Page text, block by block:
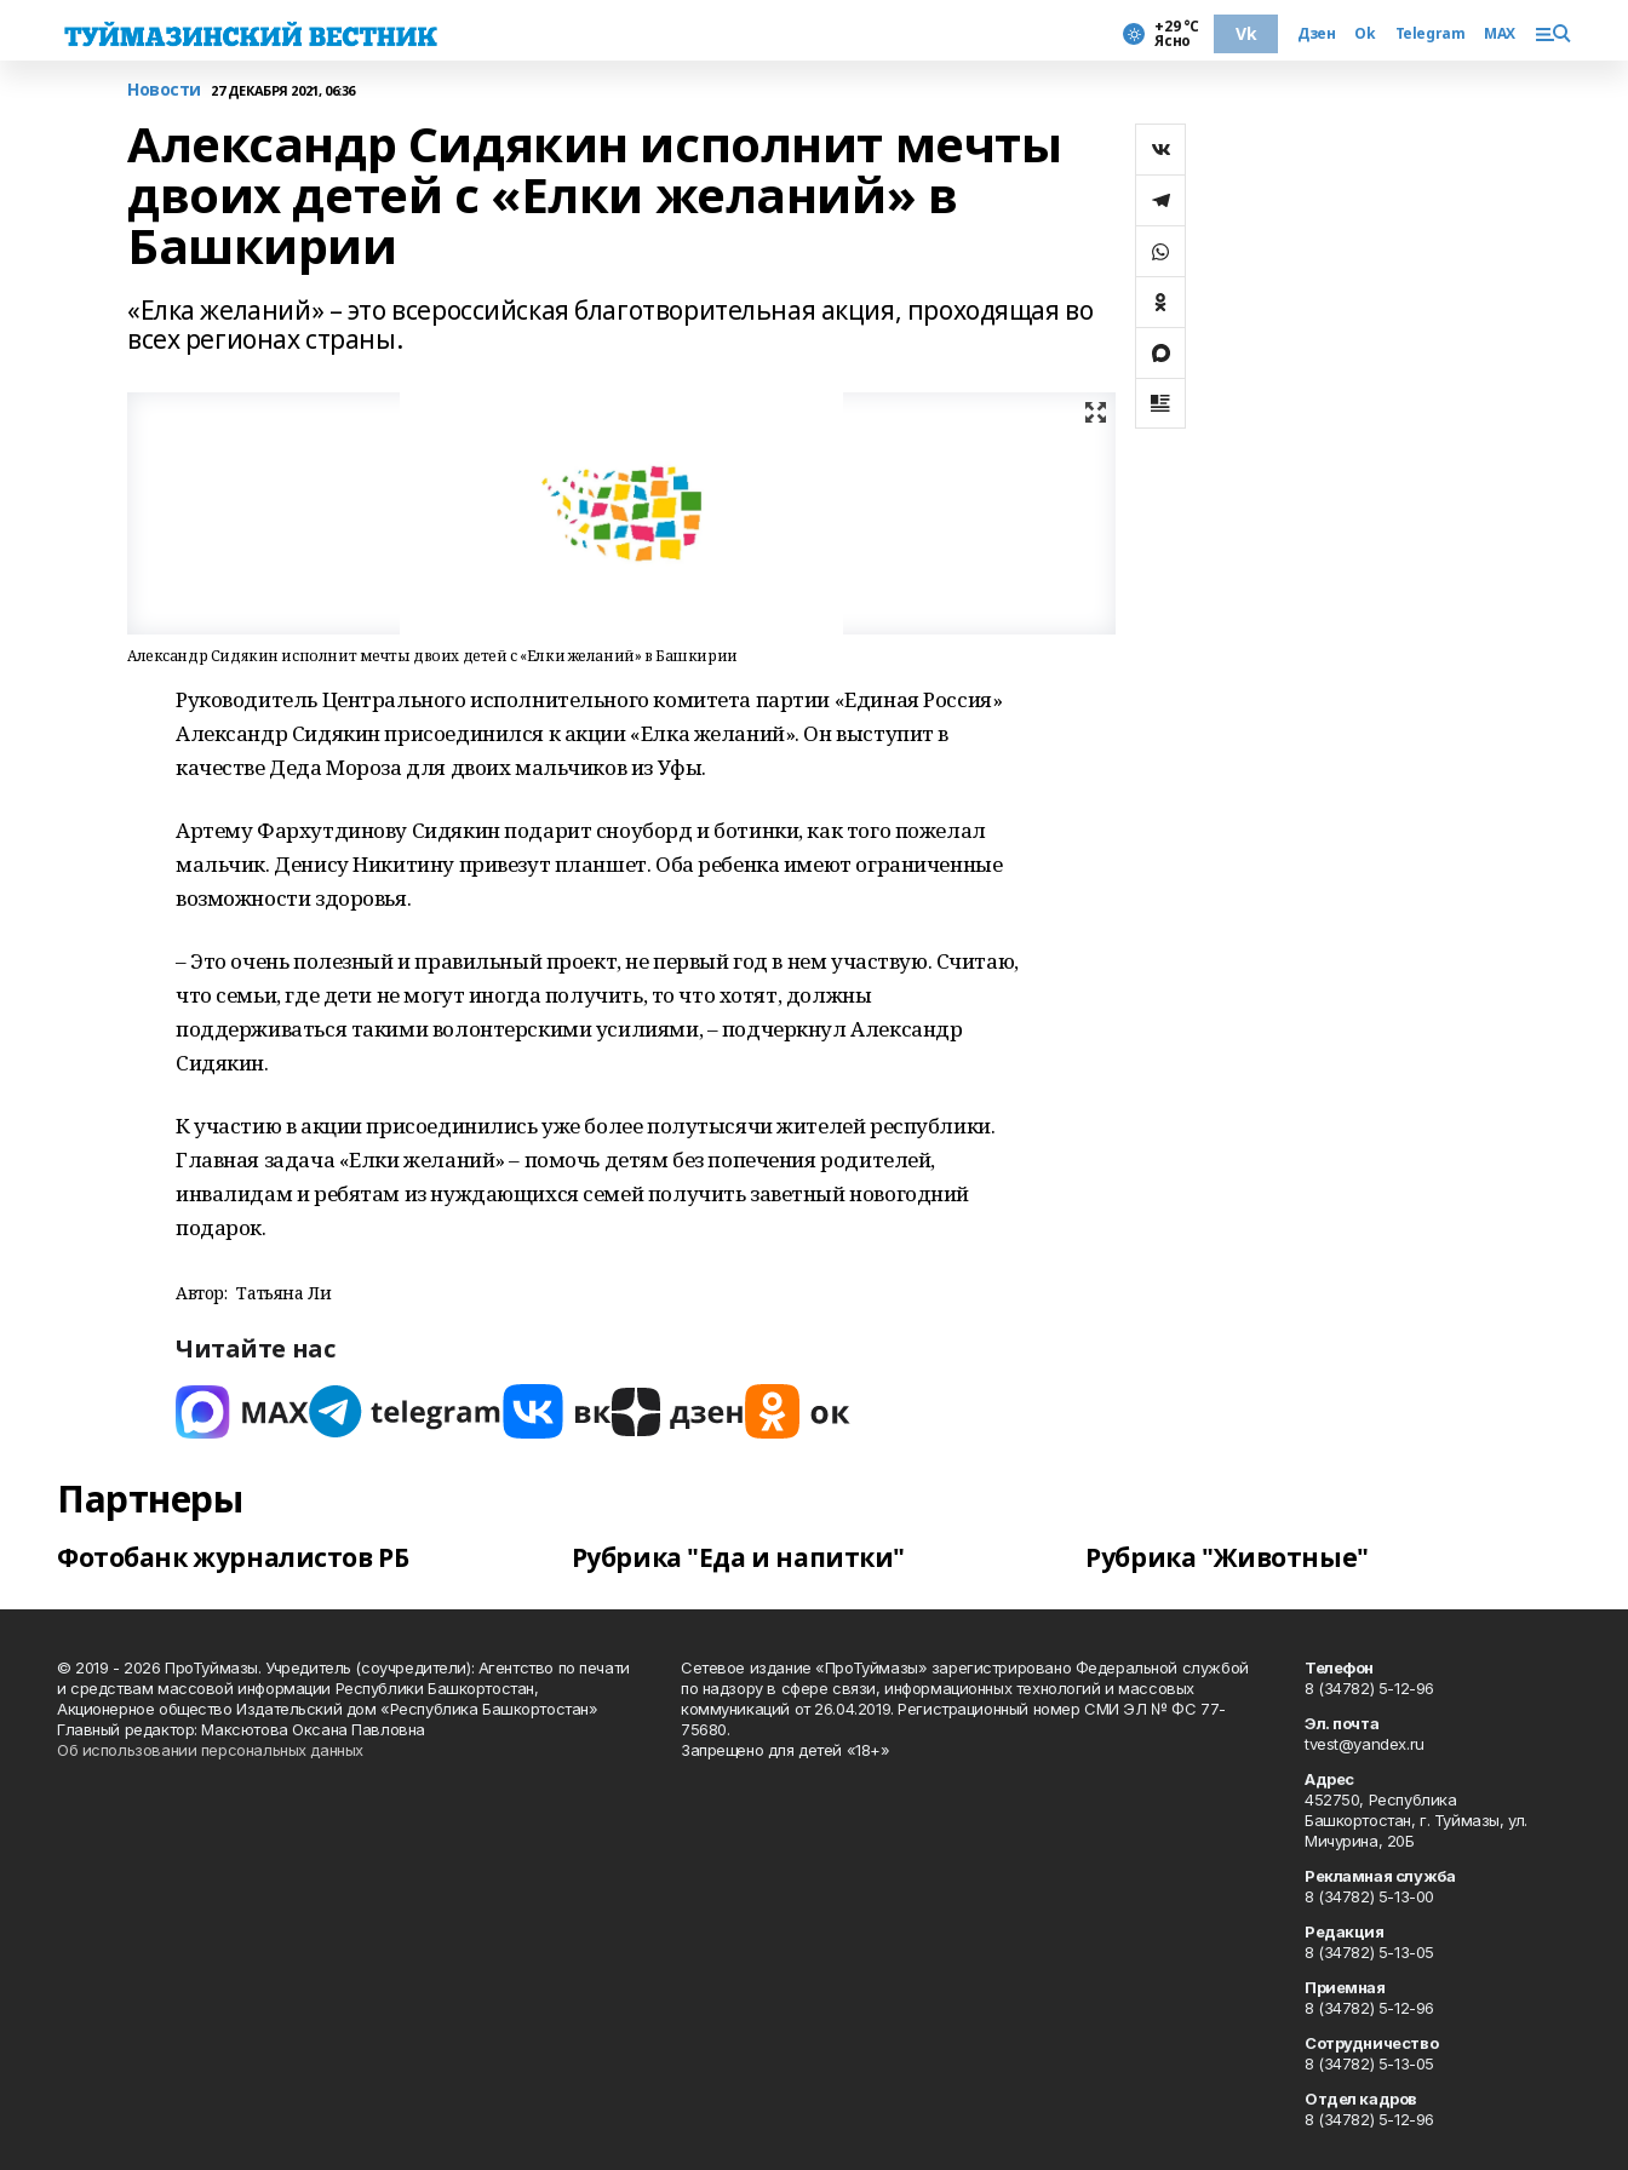
+29 °С
Ясно Vk Дзен Ok Telegram MAX
Новости 27 ДЕКАБРЯ 2021, 06:36
Александр Сидякин исполнит мечты
двоих детей с «Елки желаний» в
Башкирии
«Елка желаний» – это всероссийская благотворительная акция, проходящая во
всех регионах страны.
Александр Сидякин исполнит мечты двоих детей с «Елки желаний» в Башкирии
Руководитель Центрального исполнительного комитета партии «Единая Россия»
Александр Сидякин присоединился к акции «Елка желаний». Он выступит в
качестве Деда Мороза для двоих мальчиков из Уфы.
Артему Фархутдинову Сидякин подарит сноуборд и ботинки, как того пожелал
мальчик. Денису Никитину привезут планшет. Оба ребенка имеют ограниченные
возможности здоровья.
– Это очень полезный и правильный проект, не первый год в нем участвую. Считаю,
что семьи, где дети не могут иногда получить, то что хотят, должны
поддерживаться такими волонтерскими усилиями, – подчеркнул Александр
Сидякин.
К участию в акции присоединились уже более полутысячи жителей республики.
Главная задача «Елки желаний» – помочь детям без попечения родителей,
инвалидам и ребятам из нуждающихся семей получить заветный новогодний
подарок.
Автор: Татьяна Ли
Читайте нас
Партнеры
Фотобанк журналистов РБ Рубрика "Еда и напитки" Рубрика "Животные"
© 2019 - 2026 ПроТуймазы. Учредитель (соучредители): Агентство по печати
и средствам массовой информации Республики Башкортостан,
Акционерное общество Издательский дом «Республика Башкортостан»
Главный редактор: Максютова Оксана Павловна
Об использовании персональных данных
Сетевое издание «ПроТуймазы» зарегистрировано Федеральной службой
по надзору в сфере связи, информационных технологий и массовых
коммуникаций от 26.04.2019. Регистрационный номер СМИ ЭЛ № ФС 77-
75680.
Запрещено для детей «18+»
Телефон
8 (34782) 5-12-96
Эл. почта
tvest@yandex.ru
Адрес
452750, Республика
Башкортостан, г. Туймазы, ул.
Мичурина, 20Б
Рекламная служба
8 (34782) 5-13-00
Редакция
8 (34782) 5-13-05
Приемная
8 (34782) 5-12-96
Сотрудничество
8 (34782) 5-13-05
Отдел кадров
8 (34782) 5-12-96